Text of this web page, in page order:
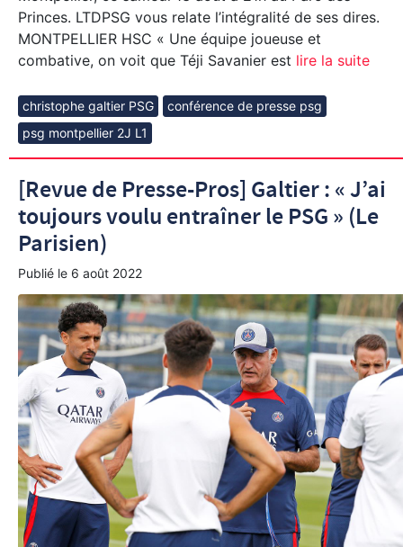
Princes. LTDPSG vous relate l’intégralité de ses dires.
MONTPELLIER HSC « Une équipe joueuse et
combative, on voit que Téji Savanier est lire la suite
christophe galtier PSG
conférence de presse psg
psg montpellier 2J L1
[Revue de Presse-Pros] Galtier : « J’ai
toujours voulu entraîner le PSG » (Le
Parisien)
Publié le 6 août 2022